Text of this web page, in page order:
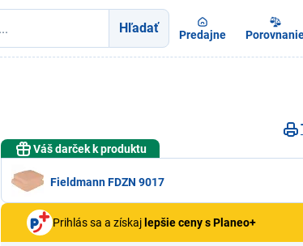
Hľadať Predajne
Váš darček k produktu
Fieldmann FDZN 9017
Prihlás sa a získaj lepšie ceny s Planeo+